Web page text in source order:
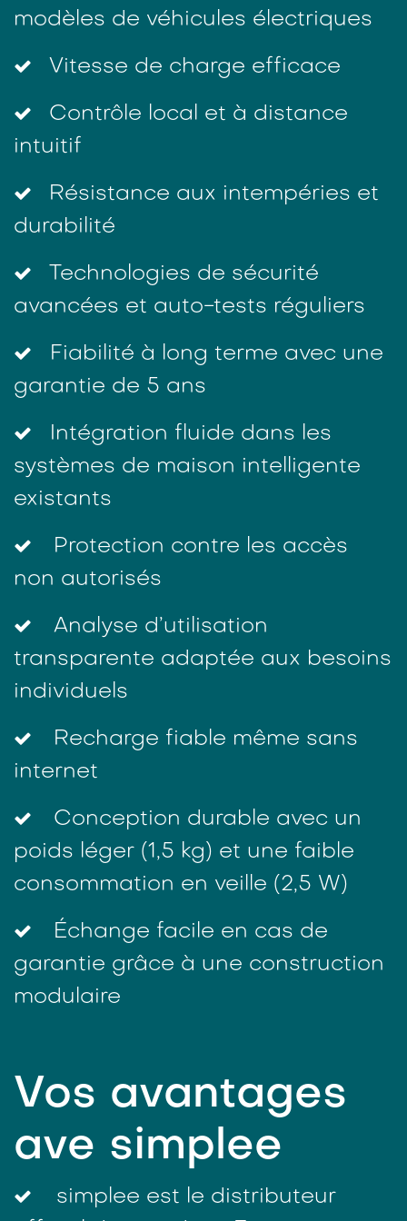
modèles de véhicules électriques
Vitesse de charge efficace
Contrôle local et à distance
intuitif
Résistance aux intempéries et
durabilité
Technologies de sécurité
avancées et auto-tests réguliers
Fiabilité à long terme avec une
garantie de 5 ans
Intégration fluide dans les
systèmes de maison intelligente
existants
Protection contre les accès
non autorisés
Analyse d’utilisation
transparente adaptée aux besoins
individuels
Recharge fiable même sans
internet
Conception durable avec un
poids léger (1,5 kg) et une faible
consommation en veille (2,5 W)
Échange facile en cas de
garantie grâce à une construction
modulaire
Vos avantages
ave simplee
simplee est le distributeur